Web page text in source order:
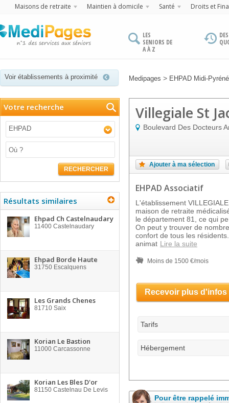
Maisons de retraite Maintien à domicile Santé Droits et
LES
SENIORS DE
A À Z
Voir établissements à proximité Medipages > EHPAD Midi-
Votre recherche
EHPAD
RECHERCHER
Résultats similaires
Ehpad Ch Castelnaudary
11400 Castelnaudary
Ehpad Borde Haute
31750 Escalquens
Les Grands Chenes
81710 Saix
Korian Le Bastion
11000 Carcassonne
Korian Les Bles D'or
81150 Castelnau De Levis
Villegiale St
Boulevard Des Docteurs
Ajouter à ma sélection
EHPAD Associatif
L'établissement
maison de retraite
le département 81, ce qui
On peut y trouver de
confort de tous les
animat Lire la suite
Moins de 1500 €/mois
Recevoir plus d'infos
Tarifs
Hébergement
Pour être rappelé